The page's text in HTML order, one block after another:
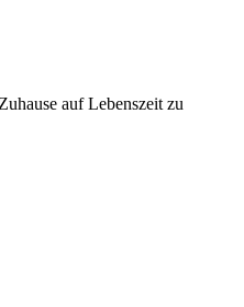
auf Lebenszeit zu